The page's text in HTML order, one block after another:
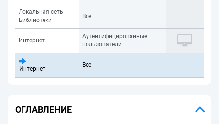
Локальная сеть
Библиотеки
Все
Интернет
Аутентифицированные
пользователи
Интернет
Все
ОГЛАВЛЕНИЕ